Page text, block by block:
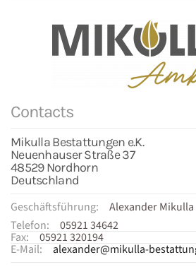
Contacts
Mikulla Bestattungen e.K.
Neuenhauser Straße 37
48529 Nordhorn
Deutschland
Geschäftsführung:
Alexander Mikulla
Telefon:
05921 34642
Fax: 05921 320194
E-Mail:
alexander@mikulla-